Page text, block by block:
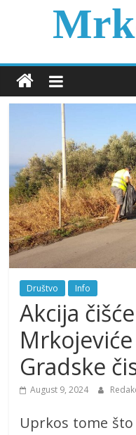
Društvo Info
Akcija
Gradske
August 9, 2024
Uprkos tome